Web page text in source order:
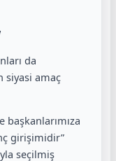
da
siyasi amaç
başkanlarımıza
girişimidir”
seçilmiş